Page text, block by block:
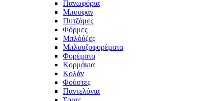
Πανωφόρια
Μπουφάν
Πυτζάμες
Φόρμες
Μπλόύζες
Μπλουζοφορέματα
Φορέματα
Κορμάκια
Κολάν
Φούστες
Παντελόνια